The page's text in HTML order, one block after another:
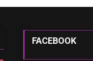
FACEBOOK